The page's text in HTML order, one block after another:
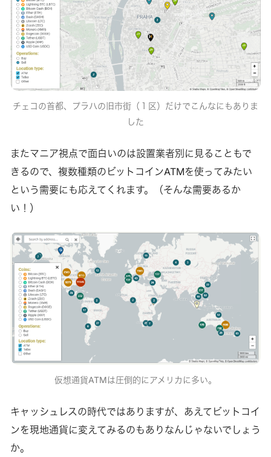
チェコの首都、プラハの旧市街（１区）だけでこんなにもありま
した
またマニア視点で面白いのは設置業者別に見ることもで
きるので、複数種類のビットコインATMを使ってみたい
という需要にも応えてくれます。（そんな需要あるか
い！）
仮想通貨ATMは圧倒的にアメリカに多い。
キャッシュレスの時代ではありますが、あえてビットコイ
ンを現地通貨に変えてみるのもありなんじゃないでしょう
か。